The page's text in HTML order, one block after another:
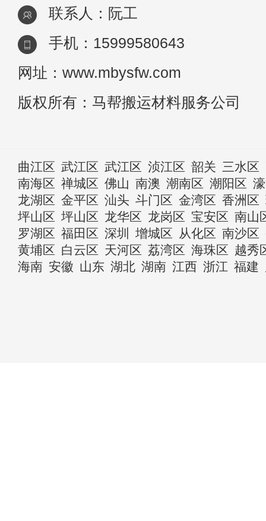
联系人：阮工
手机：15999580643
网址：www.mbysfw.com
版权所有：马帮搬运材料服务公司
曲江区 武江区 武江区 浈江区 韶关 三水区
南海区 禅城区 佛山 南澳 潮南区 潮阳区
龙湖区 金平区 汕头 斗门区 金湾区 香洲区
坪山区 坪山区 龙华区 龙岗区 宝安区 南山
罗湖区 福田区 深圳 增城区 从化区 南沙区
黄埔区 白云区 天河区 荔湾区 海珠区 越秀
海南 安徽 山东 湖北 湖南 江西 浙江 福建